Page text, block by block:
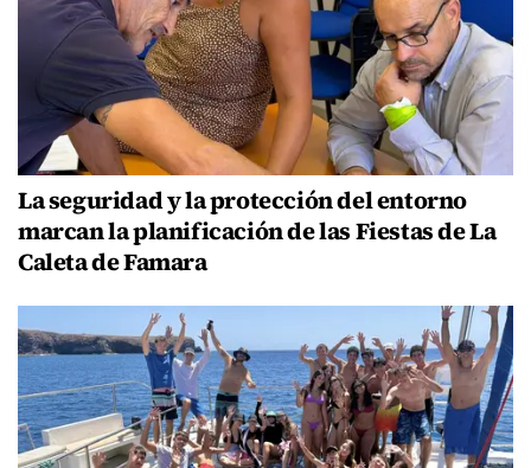
La seguridad y la protección del entorno
marcan la planificación de las Fiestas de La
Caleta de Famara